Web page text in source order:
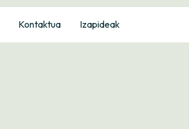
Kontaktua Izapideak